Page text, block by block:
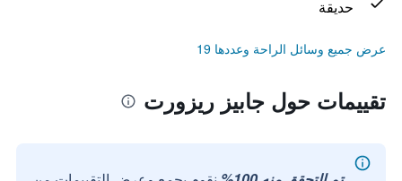
حديقة
عرض جميع وسائل الراحة وعددها 19
تقييمات حول جابيز ريزورت